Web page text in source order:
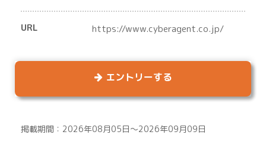
URL https://www.cyberagent.co.jp/
エントリーする
掲載期間：2026年08月05日～2026年09月09日